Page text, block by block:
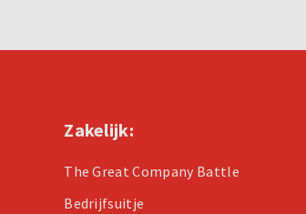
Zakelijk:
The Great Company Battle
Bedrijfsuitje